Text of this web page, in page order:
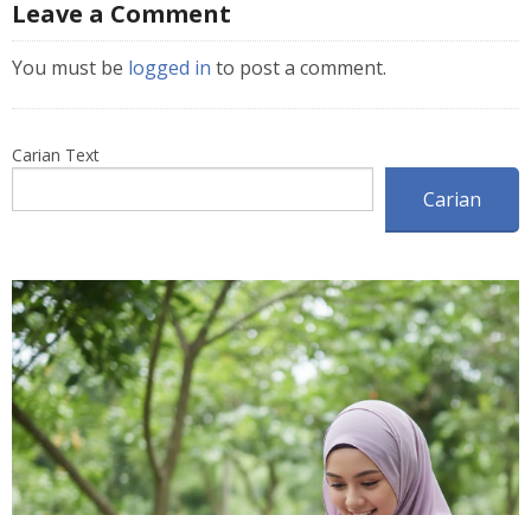
Leave a Comment
You must be logged in to post a comment.
Carian Text
Carian